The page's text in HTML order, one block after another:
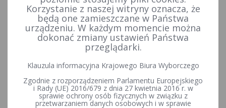
Wybory i referenda Wybory do Sejmu i do Senatu Wybory do Sejmu i Senatu w 2011 r.
Wyniki głosowania
OBWIESZCZENIE PAŃSTWOWEJ
KOMISJI WYBORCZEJ Z DNIA 11
PAŹDZIERNIKA 2011 r.
o wynikach wyborów do Sejmu Rzeczypospolitej Polskiej
Korzystanie z naszej witryny oznacza, że
będą one zamieszczane w Państwa
urządzeniu. W każdym momencie można
dokonać zmiany ustawień Państwa
przeglądarki.
Klauzula informacyjna Krajowego Biura Wyborczego
Zgodnie z rozporządzeniem Parlamentu Europejskiego
i Rady (UE) 2016/679 z dnia 27 kwietnia 2016 r. w
sprawie ochrony osób fizycznych w związku z
przetwarzaniem danych osobowych i w sprawie